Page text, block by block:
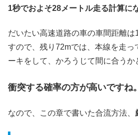
1秒でおよそ28メートル走る計算に
だいたい高速道路の車の車間距離
すので、残り72mでは、本線を走っ
ーキをして、かろうじて間に合うか
衝突する確率の方が高いですね。
なので、この章で書いた合流方法、